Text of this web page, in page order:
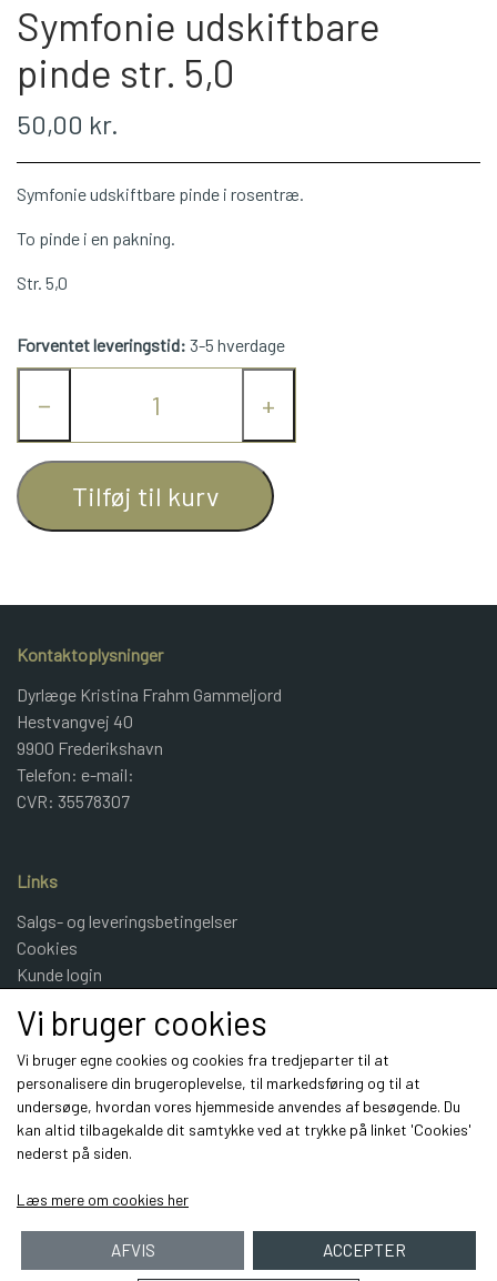
1 CLASS
ÁLAFOSS LOPI
KNITPRO
OPSKRIFTER
Symfonie udskiftbare
pinde str. 5,0
50,00 kr.
Symfonie udskiftbare pinde i rosentræ.
To pinde i en pakning.
Str. 5,0
Forventet leveringstid: 3-5 hverdage
− +
Tilføj til kurv
Kontaktoplysninger
Dyrlæge Kristina Frahm Gammeljord
Hestvangvej 40
9900 Frederikshavn
Telefon: e-mail:
CVR: 35578307
Links
Salgs- og leveringsbetingelser
Cookies
Kunde login
Kontakt
Sociale medier
Vi bruger cookies
Vi bruger egne cookies og cookies fra tredjeparter til at
personalisere din brugeroplevelse, til markedsføring og til at
undersøge, hvordan vores hjemmeside anvendes af besøgende. Du
kan altid tilbagekalde dit samtykke ved at trykke på linket 'Cookies'
nederst på siden.
Læs mere om cookies her
AFVIS ACCEPTER